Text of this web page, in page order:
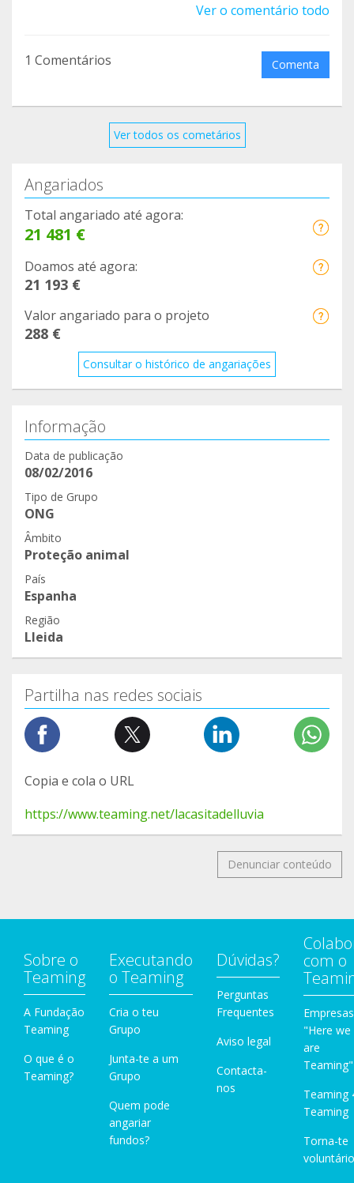
Ver o comentário todo
1 Comentários Comenta
Ver todos os cometários
Angariados
Total angariado até agora:
21 481 €
Doamos até agora:
21 193 €
Valor angariado para o projeto
288 €
Consultar o histórico de angariações
Informação
Data de publicação
08/02/2016
Tipo de Grupo
ONG
Âmbito
Proteção animal
País
Espanha
Região
Lleida
Partilha nas redes sociais
Copia e cola o URL
https://www.teaming.net/lacasitadelluvia
Denunciar conteúdo
Sobre o
Teaming
A Fundação
Teaming
O que é o
Teaming?
Executando
o Teaming
Cria o teu
Grupo
Junta-te a um
Grupo
Quem pode
angariar
fundos?
Dúvidas?
Perguntas
Frequentes
Aviso legal
Contacta-
nos
com o
Empresas
"Here we
are
Teaming"
Teaming
Teaming
Torna-te